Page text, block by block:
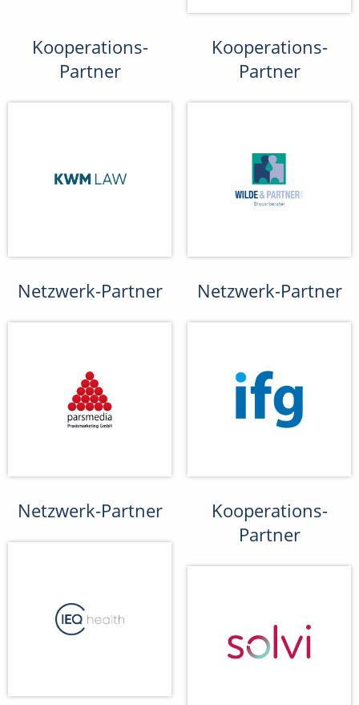
Kooperations-
Partner
Kooperations-
Partner
Netzwerk-Partner Netzwerk-Partner
Netzwerk-Partner
Kooperations-
Partner